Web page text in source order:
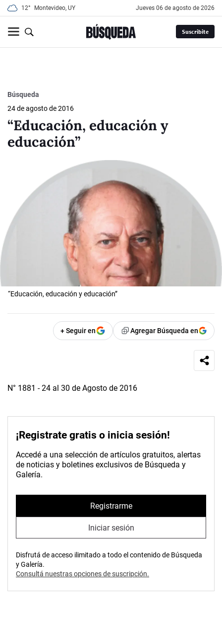
12° Montevideo, UY jueves 06 de agosto de 2026
Suscribite
Búsqueda
24 de agosto de 2016
“Educación, educación y
educación”
“Educación, educación y educación”
+ Seguir en Agregar Búsqueda en
N° 1881 - 24 al 30 de Agosto de 2016
¡Registrate gratis o inicia sesión!
Accedé a una selección de artículos gratuitos, alertas
de noticias y boletines exclusivos de Búsqueda y
Galería.
Registrarme
Iniciar sesión
Disfrutá de acceso ilimitado a todo el contenido de Búsqueda
y Galería.
Consultá nuestras opciones de suscripción.